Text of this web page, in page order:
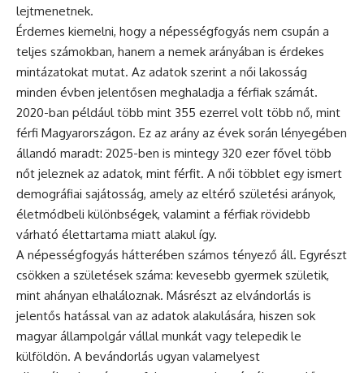
lejtmenetnek.
Érdemes kiemelni, hogy a népességfogyás nem csupán a
teljes számokban, hanem a nemek arányában is érdekes
mintázatokat mutat. Az adatok szerint a női lakosság
minden évben jelentősen meghaladja a férfiak számát.
2020-ban például több mint 355 ezerrel volt több nő, mint
férfi Magyarországon. Ez az arány az évek során lényegében
állandó maradt: 2025-ben is mintegy 320 ezer fővel több
nőt jeleznek az adatok, mint férfit. A női többlet egy ismert
demográfiai sajátosság, amely az eltérő születési arányok,
életmódbeli különbségek, valamint a férfiak rövidebb
várható élettartama miatt alakul így.
A népességfogyás hátterében számos tényező áll. Egyrészt
csökken a születések száma: kevesebb gyermek születik,
mint ahányan elhaláloznak. Másrészt az elvándorlás is
jelentős hatással van az adatok alakulására, hiszen sok
magyar állampolgár vállal munkát vagy telepedik le
külföldön. A bevándorlás ugyan valamelyest